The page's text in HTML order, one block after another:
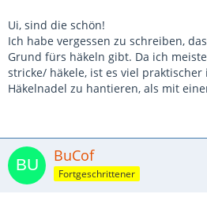
Ui, sind die schön!
Ich habe vergessen zu schreiben,
Grund fürs häkeln gibt. Da ich
stricke/ häkele, ist es viel
Häkelnadel zu hantieren, als mit
BuCof
Fortgeschrittener